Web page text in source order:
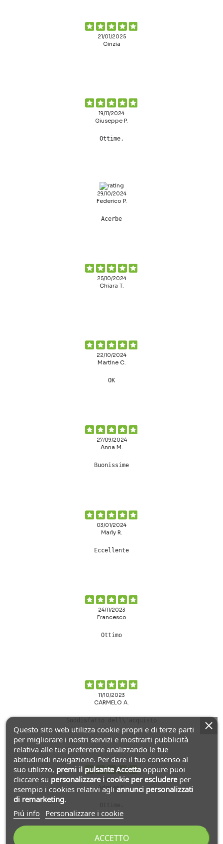
21/01/2025
Cinzia
19/11/2024
Giuseppe P.
Ottime.
29/10/2024
Federico P.
Acerbe
25/10/2024
Chiara T.
22/10/2024
Martine C.
OK
27/09/2024
Anna M.
Buonissime
03/01/2024
Marly R.
Eccellente
24/11/2023
Francesco
Ottimo
11/10/2023
CARMELO A.
20/03/2023
Adriana K.
Questo sito web utilizza cookie propri e di terze parti
per migliorare i nostri servizi e mostrarti pubblicità
relativa alle tue preferenze analizzando le tue
abitudinidi navigazione. Per dare il tuo consenso al
suo utilizzo, premi il pulsante Accettaoppure puoi
cliccare su personalizzare i cookie per escludereper
esempio i cookies relativi agli annunci personalizzati
di remarketing.
Piú info
Personalizzare i cookie
ACCETTO